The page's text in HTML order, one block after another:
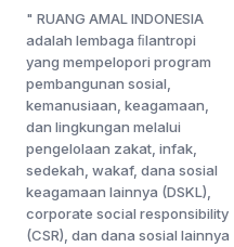
" RUANG AMAL INDONESIA
adalah lembaga ﬁlantropi
yang mempelopori program
pembangunan sosial,
kemanusiaan, keagamaan,
dan lingkungan melalui
pengelolaan zakat, infak,
sedekah, wakaf, dana sosial
keagamaan lainnya (DSKL),
corporate social responsibility
(CSR), dan dana sosial lainnya